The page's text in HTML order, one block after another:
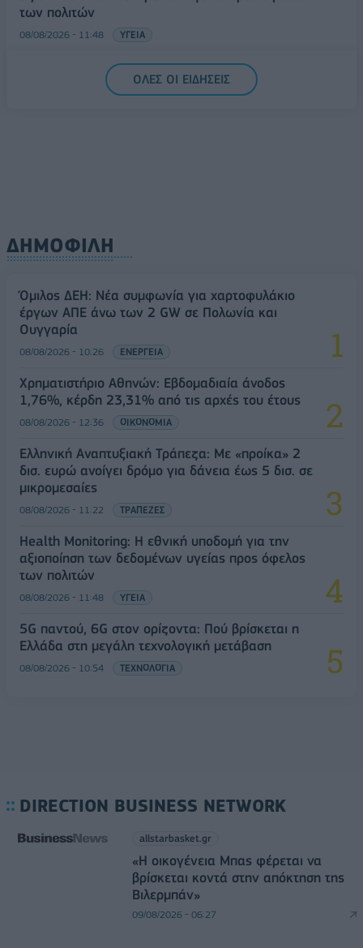
των πολιτών
08/08/2026 - 11:48 ΥΓΕΙΑ
Ελληνική Αναπτυξιακή Τράπεζα: Με «προίκα» 2 δισ.
ευρώ ανοίγει δρόμο για δάνεια έως 5 δισ. σε
ΟΛΕΣ ΟΙ ΕΙΔΗΣΕΙΣ
ΔΗΜΟΦΙΛΗ
Όμιλος ΔΕΗ: Νέα συμφωνία για χαρτοφυλάκιο
έργων ΑΠΕ άνω των 2 GW σε Πολωνία και
Ουγγαρία
08/08/2026 - 10:26 ΕΝΕΡΓΕΙΑ
Χρηματιστήριο Αθηνών: Εβδομαδιαία άνοδος
1,76%, κέρδη 23,31% από τις αρχές του έτους
08/08/2026 - 12:36 ΟΙΚΟΝΟΜΙΑ
Ελληνική Αναπτυξιακή Τράπεζα: Με «προίκα» 2
δισ. ευρώ ανοίγει δρόμο για δάνεια έως 5 δισ. σε
μικρομεσαίες
08/08/2026 - 11:22 ΤΡΑΠΕΖΕΣ
Health Monitoring: Η εθνική υποδομή για την
αξιοποίηση των δεδομένων υγείας προς όφελος
των πολιτών
08/08/2026 - 11:48 ΥΓΕΙΑ
5G παντού, 6G στον ορίζοντα: Πού βρίσκεται η
Ελλάδα στη μεγάλη τεχνολογική μετάβαση
08/08/2026 - 10:54 ΤΕΧΝΟΛΟΓΙΑ
DIRECTION BUSINESS NETWORK
allstarbasket.gr
«Η οικογένεια Μπας φέρεται να
βρίσκεται κοντά στην απόκτηση της
Βιλερμπάν»
09/08/2026 - 06:27